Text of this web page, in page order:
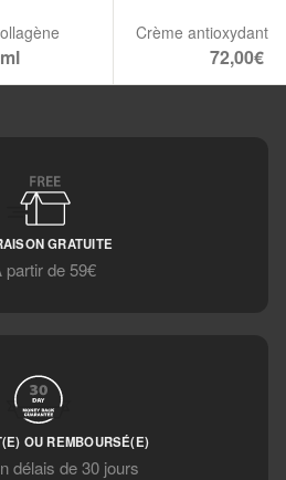
72,00€ -
GRATUITE
partir de 59€
OU REMBOURSÉ(E)
délais de 30 jours